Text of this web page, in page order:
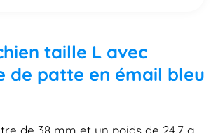
taille L avec
de patte en émail bleu
de 38 mm et un poids de 24,7 g,